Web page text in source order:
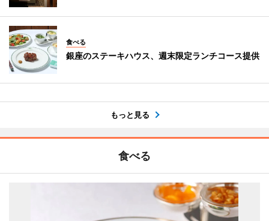
食べる
銀座のステーキハウス、週末限定ランチコース提供
もっと見る
食べる